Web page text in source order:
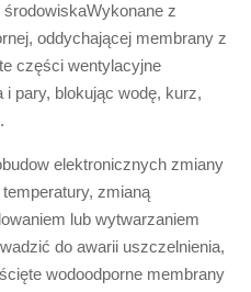
z
oddychającej membrany z
części wentylacyjne
i pary, blokując wodę, kurz,
elektronicznych zmiany
zmianą
lub wytwarzaniem
do awarii uszczelnienia,
wodoodporne membrany